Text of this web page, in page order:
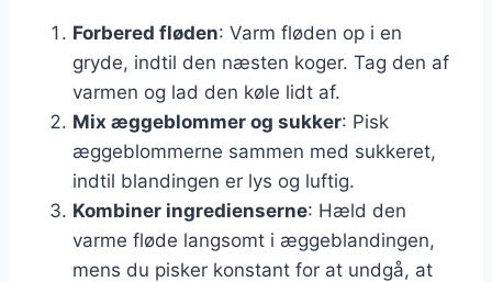
Forbered fløden: Varm fløden op i en
gryde, indtil den næsten koger. Tag den af
varmen og lad den køle lidt af.
Mix æggeblommer og sukker: Pisk
æggeblommerne sammen med sukkeret,
indtil blandingen er lys og luftig.
Kombiner ingredienserne: Hæld den
varme fløde langsomt i æggeblandingen,
mens du pisker konstant for at undgå, at